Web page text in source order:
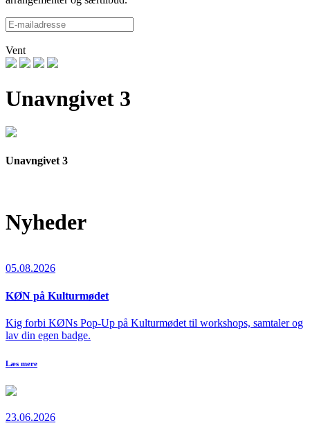
Vent
Unavngivet 3
Unavngivet 3
Nyheder
05.08.2026
KØN på Kulturmødet
Kig forbi KØNs Pop-Up på Kulturmødet til workshops, samtaler og
lav din egen badge.
Læs mere
23.06.2026